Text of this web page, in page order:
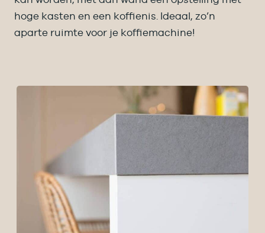
hoge kasten en een koffienis. Ideaal, zo’n
aparte ruimte voor je koffiemachine!